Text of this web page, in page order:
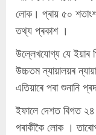
লোক। প্ৰায় ৫০
তথ্য প্ৰকাশ ।
উল্লেখযোগ্য যে ইয়াৰ
উচ্চতম ন্যায়ালয়ৰ
এতিয়াৰে পৰা শুনানি
ইফালে দেশত বিগত
গৰাকীকৈ লোক ।